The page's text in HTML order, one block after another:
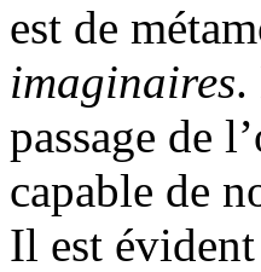
est de
imaginaires.
passage de
capable de
Il est